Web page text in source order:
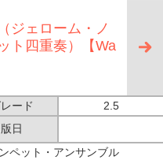
ジェローム・ノ
ト四重奏）【Wa
ード
2.5
日
ペット・アンサンブル